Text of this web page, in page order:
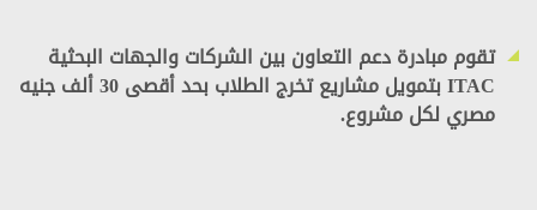
تقوم مبادرة دعم التعاون بين الشركات والجهات البحثية
ITAC بتمويل مشاريع تخرج الطلاب بحد أقصى 30 ألف جنيه
مصري لكل مشروع. ​​